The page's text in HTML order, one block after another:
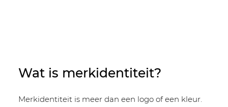
Wat is merkidentiteit?
Merkidentiteit is meer dan een logo of een kleur.